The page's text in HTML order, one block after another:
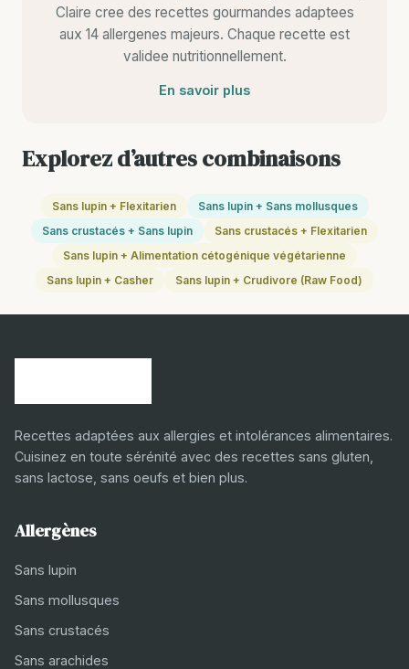
Claire cree des recettes gourmandes adaptees
aux 14 allergenes majeurs. Chaque recette est
validee nutritionnellement.
En savoir plus
Explorez d’autres combinaisons
Sans lupin + Flexitarien
Sans lupin + Sans mollusques
Sans crustacés + Sans lupin
Sans crustacés + Flexitarien
Sans lupin + Alimentation cétogénique végétarienne
Sans lupin + Casher
Sans lupin + Crudivore (Raw Food)
Recettes adaptées aux allergies et intolérances alimentaires.
Cuisinez en toute sérénité avec des recettes sans gluten,
sans lactose, sans oeufs et bien plus.
Allergènes
Sans lupin
Sans mollusques
Sans crustacés
Sans arachides